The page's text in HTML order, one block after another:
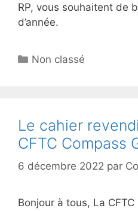
RP, vous souhaitent de
d’année.
Non classé
Le cahier
CFTC Compass
6 décembre 2022 par
Bonjour à tous, La